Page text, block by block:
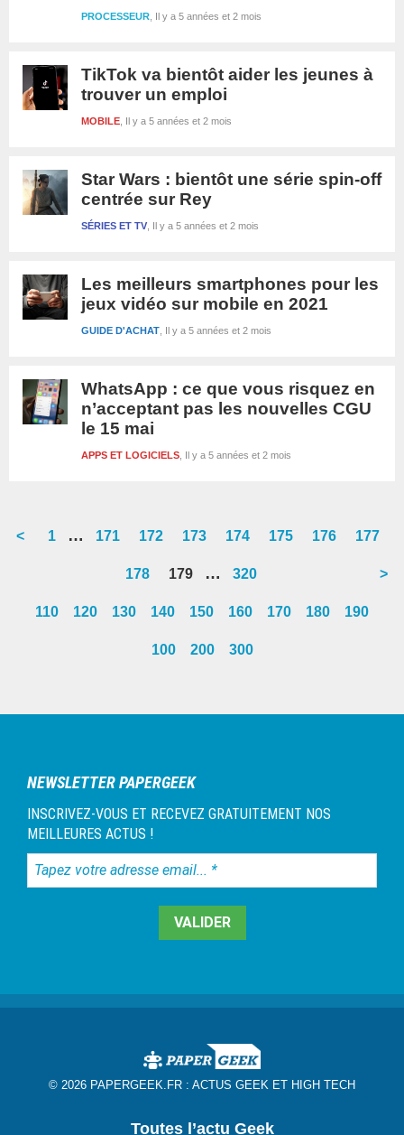
Il y a 5 années et 2 mois
PROCESSEUR
TikTok va bientôt aider les jeunes à
trouver un emploi
Il y a 5 années et 2 mois
MOBILE
Star Wars : bientôt une série spin-off
centrée sur Rey
Il y a 5 années et 2 mois
SÉRIES ET TV
Les meilleurs smartphones pour les
jeux vidéo sur mobile en 2021
Il y a 5 années et 2 mois
GUIDE D'ACHAT
WhatsApp : ce que vous risquez en
n’acceptant pas les nouvelles CGU
le 15 mai
Il y a 5 années et 2 mois
APPS ET LOGICIELS
<
Go
1
Interim
…
Go
page
171
Go
page
172
Go
page
173
Go
page
174
Go
175
Go
176
Go
page
177
Go
page
178
Go
page
179
Interim
omitted
…
Go
page
320 >
110 120 130 140 150 160 170 180 190
100 200 300
latérale
NEWSLETTER PAPERGEEK
INSCRIVEZ-VOUS ET RECEVEZ GRATUITEMENT NOS
MEILLEURES ACTUS !
Tapez
votre
© 2026 PAPERGEEK.FR : ACTUS GEEK ET HIGH TECH
Toutes l’actu Geek